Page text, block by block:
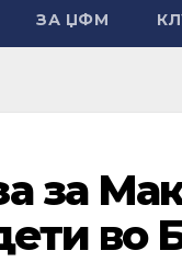
ЗА ЏФМ
за
во